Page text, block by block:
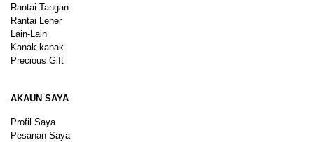
Rantai Tangan
Rantai Leher
Lain-Lain
Kanak-kanak
Precious Gift
AKAUN SAYA
Profil Saya
Pesanan Saya